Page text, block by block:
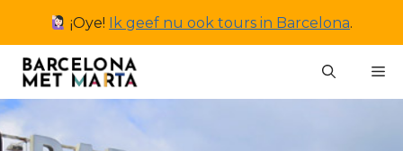
inhoud
¡Oye! Ik geef nu ook tours in Barcelona.